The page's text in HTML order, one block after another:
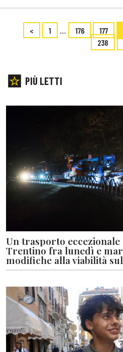
< 1 … 176 177
238
PIÙ LETTI
Un trasporto
Trentino fra lunedì e
modifiche alla viabilità